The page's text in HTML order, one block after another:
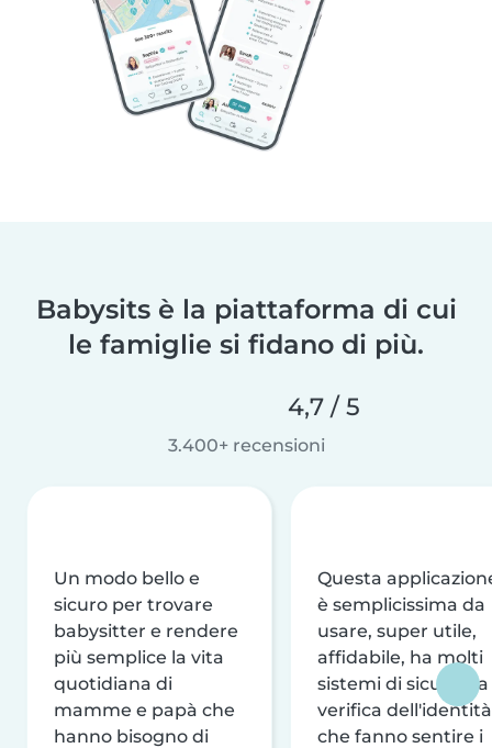
Babysits è la piattaforma di cui
le famiglie si fidano di più.
4,7 / 5
3.400+ recensioni
Un modo bello e
sicuro per trovare
babysitter e rendere
più semplice la vita
quotidiana di
mamme e papà che
hanno bisogno di
Questa
è semplicissima da
usare, super utile,
affidabile, ha molti
sistemi di sicurezza
verifica dell'identità
che fanno sentire i